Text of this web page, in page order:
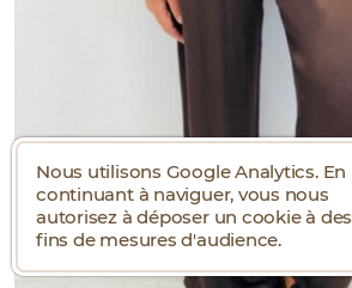
Nous utilisons Google Analytics. En
continuant à naviguer, vous nous
autorisez à déposer un cookie à des
fins de mesures d'audience.